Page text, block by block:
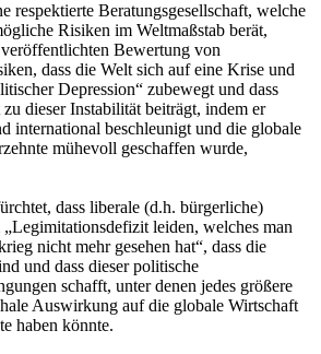
respektierte Beratungsgesellschaft, welche
Risiken im Weltmaßstab berät,
Bewertung von
dass die Welt sich auf eine Krise und
Depression“ zubewegt und dass
dieser Instabilität beiträgt, indem er
international beschleunigt und die globale
mühevoll geschaffen wurde,
dass liberale (d.h. bürgerliche)
leiden, welches man
nicht mehr gesehen hat“, dass die
und dass dieser politische
schafft, unter denen jedes größere
Auswirkung auf die globale Wirtschaft
haben könnte.